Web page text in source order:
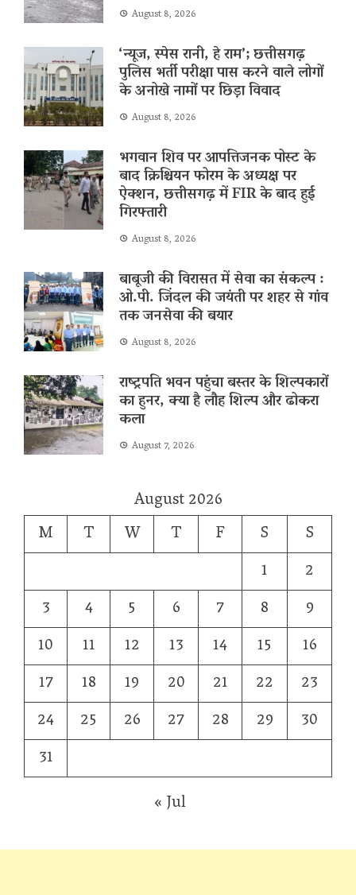
August 8, 2026
‘न्यूज, स्पेस रानी, ​​हे राम’; छत्तीसगढ़
पुलिस भर्ती परीक्षा पास करने वाले लोगों
के अनोखे नामों पर छिड़ा विवाद
August 8, 2026
भगवान शिव पर आपत्तिजनक पोस्ट के
बाद क्रिश्चियन फोरम के अध्यक्ष पर
ऐक्शन, छत्तीसगढ़ में FIR के बाद हुई
गिरफ्तारी
August 8, 2026
बाबूजी की विरासत में सेवा का संकल्प :
ओ.पी. जिंदल की जयंती पर शहर से गांव
तक जनसेवा की बयार
August 8, 2026
राष्ट्रपति भवन पहुंचा बस्तर के शिल्पकारों
का हुनर, क्या है लौह शिल्प और ढोकरा
कला
August 7, 2026
August 2026
M
T W T F S
S
1
2
3
4 5 6 7 8
9
10
11 12 13 14 15
16
17
18 19 20 21 22
23
24
25 26 27 28 29
30
31
« Jul